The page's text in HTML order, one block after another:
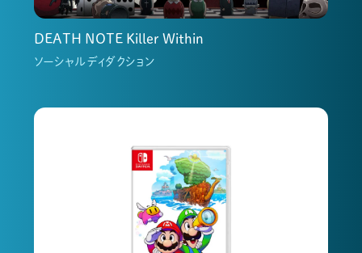
DEATH NOTE Killer Within
ソーシャルディダクション